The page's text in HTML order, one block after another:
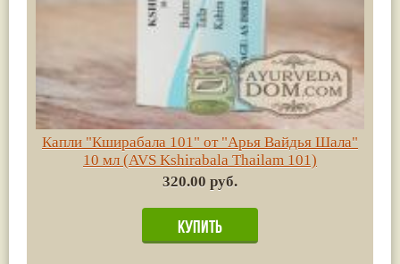
Капли "Кширабала 101" от "Арья Вайдья Шала"
10 мл (AVS Kshirabala Thailam 101)
320.00 руб.